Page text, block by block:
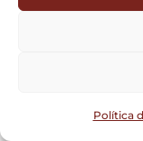
Política